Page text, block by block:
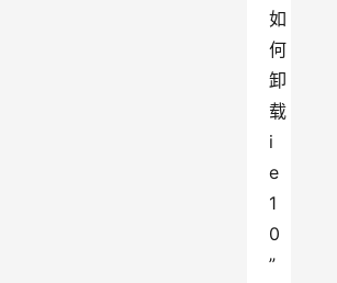
如
何
卸
载
i
e
1
0
”